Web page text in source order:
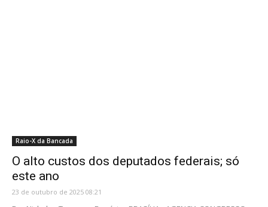
Raio-X da Bancada
O alto custos dos deputados federais; só
este ano
23 de outubro de 2025 08:21